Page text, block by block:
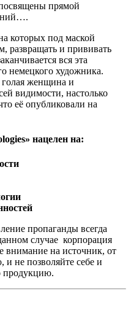
прямой
которых под маской
развращать и прививать
вся эта
немецкого художника.
голая женщина и
видимости, настолько
её опубликовали на
нацелен на:
пропаганды всегда
случае корпорация
внимание на источник, от
не позволяйте себе и
продукцию.